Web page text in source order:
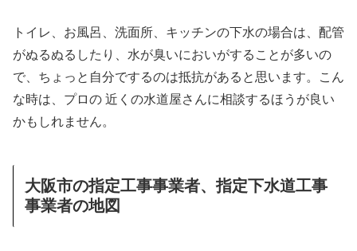
トイレ、お風呂、洗面所、キッチンの下水の場合は、配管
がぬるぬるしたり、水が臭いにおいがすることが多いの
で、ちょっと自分でするのは抵抗があると思います。こん
な時は、プロの 近くの水道屋さんに相談するほうが良い
かもしれません。
大阪市の指定工事事業者、指定下水道工事
事業者の地図